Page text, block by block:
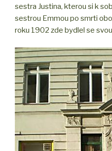
sestra Justina, kterou si k
sestrou Emmou po smrti
roku 1902 zde bydlel se